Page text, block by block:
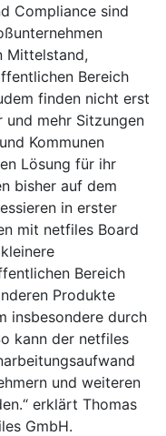
Compliance sind
Mittelstand,
Bereich
finden nicht erst
und mehr Sitzungen
Kommunen
Lösung für ihr
bisher auf dem
in erster
mit netfiles Board
Bereich
Produkte
insbesondere durch
kann der netfiles
und weiteren
erklärt Thomas
GmbH.